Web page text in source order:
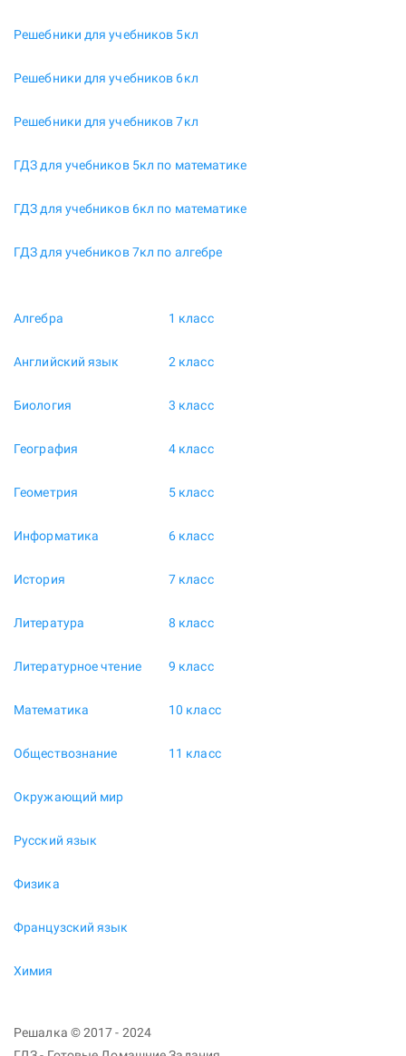
Решебники для учебников 5кл
Решебники для учебников 6кл
Решебники для учебников 7кл
ГДЗ для учебников 5кл по математике
ГДЗ для учебников 6кл по математике
ГДЗ для учебников 7кл по алгебре
Алгебра
Английский язык
Биология
География
Геометрия
Информатика
История
Литература
Литературное чтение
Математика
Обществознание
Окружающий мир
Русский язык
Физика
Французский язык
Химия
1 класс
2 класс
3 класс
4 класс
5 класс
6 класс
7 класс
8 класс
9 класс
10 класс
11 класс
Решалка © 2017 - 2024